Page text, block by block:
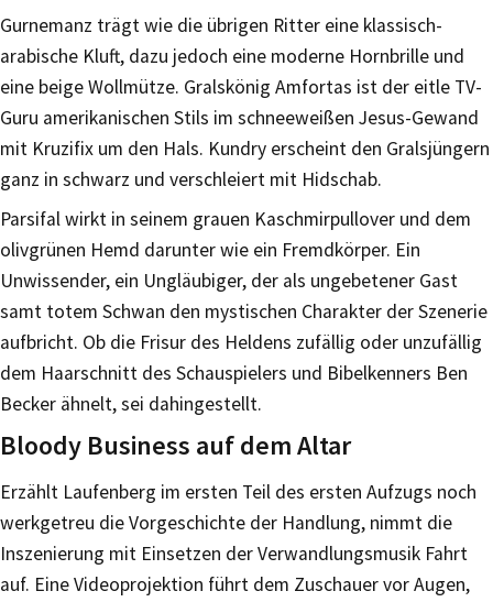
Gurnemanz trägt wie die übrigen Ritter eine klassisch-
arabische Kluft, dazu jedoch eine moderne Hornbrille und
eine beige Wollmütze. Gralskönig Amfortas ist der eitle TV-
Guru amerikanischen Stils im schneeweißen Jesus-Gewand
mit Kruzifix um den Hals. Kundry erscheint den Gralsjüngern
ganz in schwarz und verschleiert mit Hidschab.
Parsifal wirkt in seinem grauen Kaschmirpullover und dem
olivgrünen Hemd darunter wie ein Fremdkörper. Ein
Unwissender, ein Ungläubiger, der als ungebetener Gast
samt totem Schwan den mystischen Charakter der Szenerie
aufbricht. Ob die Frisur des Heldens zufällig oder unzufällig
dem Haarschnitt des Schauspielers und Bibelkenners Ben
Becker ähnelt, sei dahingestellt.
Bloody Business auf dem Altar
Erzählt Laufenberg im ersten Teil des ersten Aufzugs noch
werkgetreu die Vorgeschichte der Handlung, nimmt die
Inszenierung mit Einsetzen der Verwandlungsmusik Fahrt
auf. Eine Videoprojektion führt dem Zuschauer vor Augen,